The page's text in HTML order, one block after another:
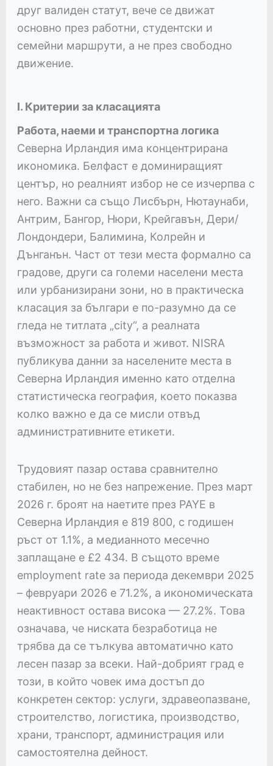
друг валиден статут, вече се движат
основно през работни, студентски и
семейни маршрути, а не през свободно
движение.
I. Критерии за класацията
Работа, наеми и транспортна логика
Северна Ирландия има концентрирана
икономика. Белфаст е доминиращият
център, но реалният избор не се изчерпва с
него. Важни са също Лисбърн, Нютаунаби,
Антрим, Бангор, Нюри, Крейгавън, Дери/
Лондондери, Балимина, Колрейн и
Дънганън. Част от тези места формално са
градове, други са големи населени места
или урбанизирани зони, но в практическа
класация за българи е по-разумно да се
гледа не титлата „city“, а реалната
възможност за работа и живот. NISRA
публикува данни за населените места в
Северна Ирландия именно като отделна
статистическа география, което показва
колко важно е да се мисли отвъд
административните етикети.
Трудовият пазар остава сравнително
стабилен, но не без напрежение. През март
2026 г. броят на наетите през PAYE в
Северна Ирландия е 819 800, с годишен
ръст от 1.1%, а медианното месечно
заплащане е £2 434. В същото време
employment rate за периода декември 2025
– февруари 2026 е 71.2%, а икономическата
неактивност остава висока — 27.2%. Това
означава, че ниската безработица не
трябва да се тълкува автоматично като
лесен пазар за всеки. Най-добрият град е
този, в който човек има достъп до
конкретен сектор: услуги, здравеопазване,
строителство, логистика, производство,
храни, транспорт, администрация или
самостоятелна дейност.